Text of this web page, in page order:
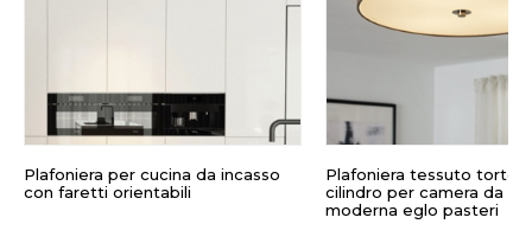
Plafoniera per cucina da incasso
con faretti orientabili
Plafoniera tessuto
cilindro per camera da
moderna eglo pasteri